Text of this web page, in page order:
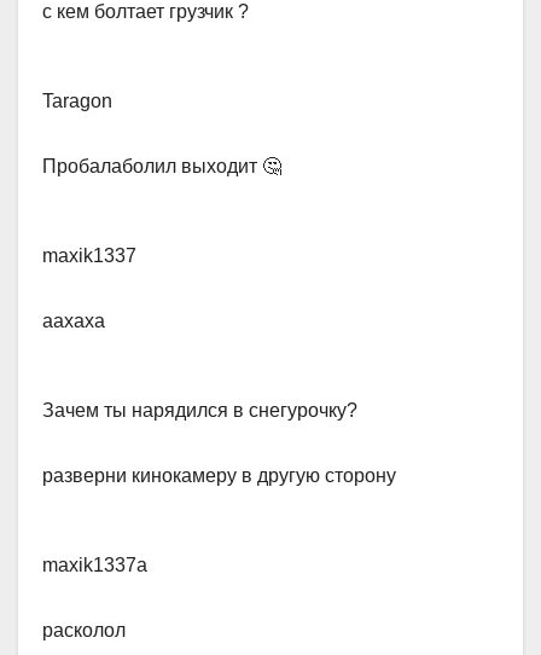
с кем болтает грузчик ?
Taragon​
Пробалаболил выходит 🤔
maxik1337
a​ахаха
Зачем ты нарядился в снегурочку?
​разверни кинокамеру в другую сторону
maxik1337a
​расколол